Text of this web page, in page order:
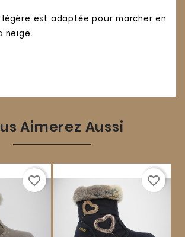
est adaptée pour marcher en
neige.
Aimerez Aussi
favorite_border favorite_border